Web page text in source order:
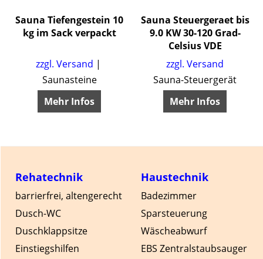
Sauna Tiefengestein 10
kg im Sack verpackt
zzgl. Versand
Saunasteine
Mehr Infos
Sauna Steuergeraet bis
9.0 KW 30-120 Grad-
Celsius VDE
zzgl. Versand
Sauna-Steuergerät
Mehr Infos
Haustechnik
Badezimmer
Sparsteuerung
Wäscheabwurf
EBS Zentralstaubsauger
Rehatechnik
barrierfrei, altengerecht
Dusch-WC
Duschklappsitze
Einstiegshilfen